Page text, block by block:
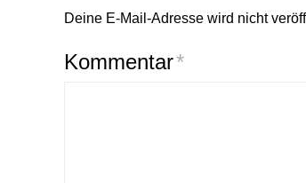
Deine E-Mail-Adresse wird nicht
Kommentar*